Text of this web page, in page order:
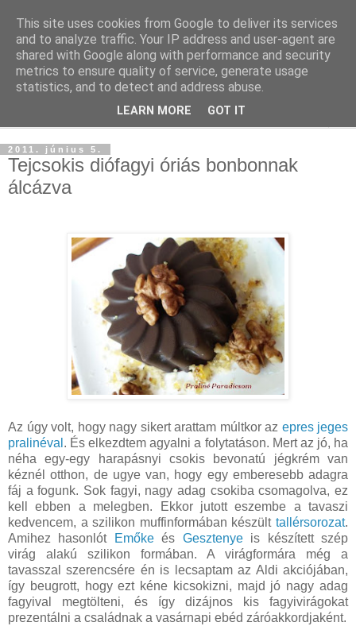
2011. június 5.
Tejcsokis diófagyi óriás bonbonnak
álcázva
Az úgy volt, hogy nagy sikert arattam múltkor az epres jeges
pralinéval . És elkezdtem agyalni a folytatáson. Mert az jó, ha
néha egy-egy harapásnyi csokis bevonatú jégkrém van
kéznél otthon, de ugye van, hogy egy emberesebb adagra
fáj a fogunk. Sok fagyi, nagy adag csokiba csomagolva, ez
kell ebben a melegben. Ekkor jutott eszembe a tavaszi
kedvencem, a szilikon muffinformában készült tallérsorozat.
Amihez hasonlót
Emőkeés Gesztenyeis készített szép
virág alakú szilikon formában. A virágformára még a
tavasszal szerencsére én is lecsaptam az Aldi akciójában,
így beugrott, hogy ezt kéne kicsokizni, majd jó nagy adag
fagyival megtölteni, és így dizájnos kis fagyivirágokat
prezentálni a családnak a vasárnapi ebéd záróakkordjaként.
This site uses cookies from Google to deliver its services
and to analyze traffic. Your IP address and user-agent are
shared with Google along with performance and security
metrics to ensure quality of service, generate usage
statistics, and to detect and address abuse.
LEARN MORE GOT IT